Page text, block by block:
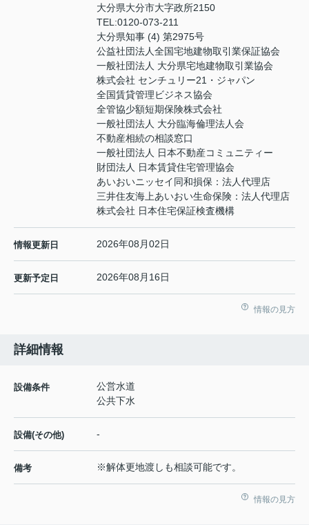
大分県大分市大字政所2150
TEL:0120-073-211
大分県知事 (4) 第2975号
公益社団法人全国宅地建物取引業保証協会
一般社団法人 大分県宅地建物取引業協会
株式会社 センチュリー21・ジャパン
全国賃貸管理ビジネス協会
全管協少額短期保険株式会社
一般社団法人 大分臨海倫理法人会
不動産相続の相談窓口
一般社団法人 日本不動産コミュニティー
財団法人 日本賃貸住宅管理協会
あいおいニッセイ同和損保：法人代理店
三井住友海上あいおい生命保険：法人代理店
株式会社 日本住宅保証検査機構
情報更新日 2026年08月02日
更新予定日 2026年08月16日
情報の見方
詳細情報
設備条件
公営水道
公共下水
設備(その他) -
備考 ※解体更地渡しも相談可能です。
情報の見方